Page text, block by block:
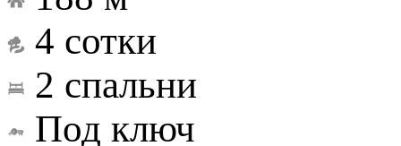
4 сотки
2 спальни
Под ключ